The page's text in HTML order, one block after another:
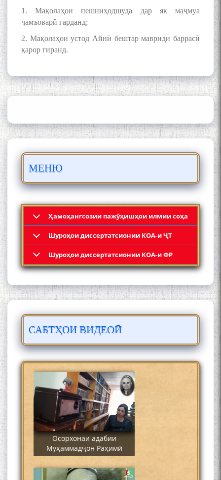
1. Мақолаҳои пешниҳодшуда дар як маҷмуа
ҷамъоварӣ гарданд;
2. Мақолаҳои устод Айнӣ бештар мавриди баррасӣ
қарор гиранд.
МЕНЮ
Ҳамоҳангсозии пажӯҳишҳои илмии соҳа
Шyроҳои диссертатсионии КОА-и ҶТ
Шyроҳои диссертатсионии КОА-и ФР
САБТҲОИ ВИДЕОӢ
ШАРҲИ МУЛОҚОТ БО АҲЛИ
АКАДЕМИЯИ МИЛЛИИ
ИЛМҲОИ ТОҶИКИСТОН
БО 4 000 000 СОМОНӢ
МӮЪМИН ҚАНОАТ СОХТА
Кадамчо Худои Шарифзода
Сайре дар Осорхона
Муҳаммадҷон Раҳимӣ
Осорхонаи адабии
Муҳаммадҷон Раҳимӣ